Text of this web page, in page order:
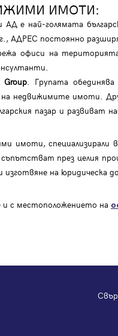
ИМОТИ:
е най-голямата
АДРЕС постоянно
офиси на
Group. Групата
недвижимите имоти.
пазар и развиват
имоти, специализирали
през целия
изготвяне на
и с местоположението на